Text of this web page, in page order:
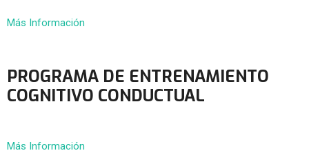
Más Información
PROGRAMA DE ENTRENAMIENTO
COGNITIVO CONDUCTUAL
Más Información